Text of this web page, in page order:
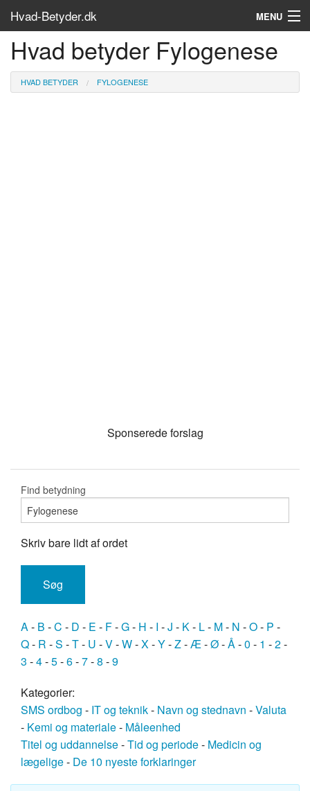
Hvad-Betyder.dk MENU
Om siden
Søg...
Hvad betyder Fylogenese
HVAD BETYDER FYLOGENESE
Sponserede forslag
Find betydning
Skriv bare lidt af ordet
A- B -C - D - E - F-G- H - I -J - K- L- M- N -O- P -
Q- R -S -T- U -V-W-X-Y-Z-Æ-Ø-Å-0 - 1 -2-
3 -4-5-6-7-8 -9
Kategorier:
SMS ordbog - IT og teknik- Navn og stednavn -Valuta
- Kemi og materiale- Måleenhed
Titel og uddannelse-Tid og periode- Medicin og
lægelige- De 10 nyeste forklaringer